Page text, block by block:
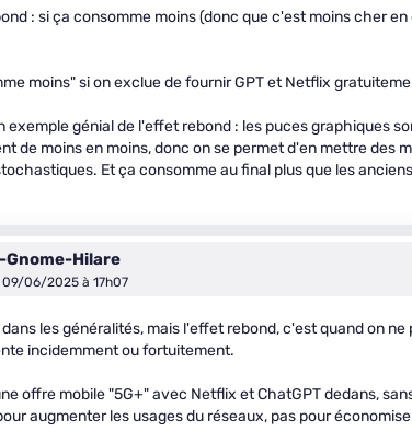
: si ça consomme moins (donc que c'est moins cher
moins" si on exclue de fournir GPT et Netflix
exemple génial de l'effet rebond : les puces graphiques
de moins en moins, donc on se permet d'en mettre des
Et ça consomme au final plus que les
Gnome-Hilare
09/06/2025 à 17h07
les généralités, mais l'effet rebond, c'est quand on
incidemment ou fortuitement.
offre mobile "5G+" avec Netflix et ChatGPT dedans,
augmenter les usages du réseaux, pas pour